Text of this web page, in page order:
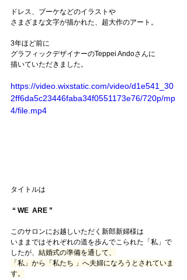
ドレス、ブーケなどのイラストや
さまざまな文字が描かれた、超大作のアート。
3年ほど前に
グラフィックデザイナーのTeppei Andoさんに
描いていただきました。
https://video.wixstatic.com/video/d1e541_30
2ff6da5c23446faba34f0551173e76/720p/mp
4/file.mp4
タイトルは
“ WE  ARE ”
このサロンにお越しいただく新郎新婦様は
いままではそれぞれの道を歩んでこられた「私」で
したが、 結婚式の準備を通して、
「私」から「私たち 」へ夫婦になろうとされていま
す。